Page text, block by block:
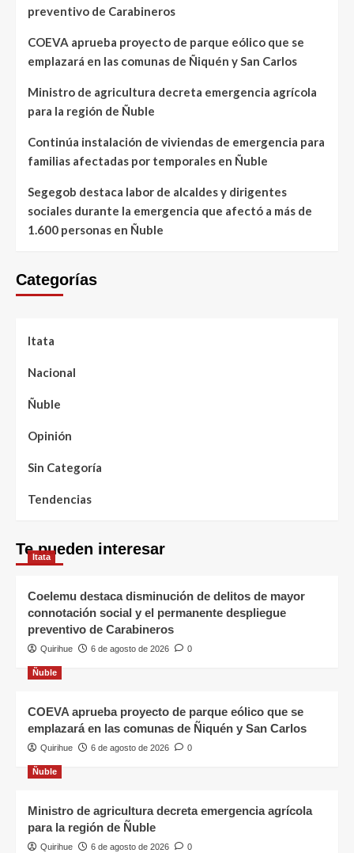
preventivo de Carabineros
COEVA aprueba proyecto de parque eólico que se
emplazará en las comunas de Ñiquén y San Carlos
Ministro de agricultura decreta emergencia agrícola
para la región de Ñuble
Continúa instalación de viviendas de emergencia para
familias afectadas por temporales en Ñuble
Segegob destaca labor de alcaldes y dirigentes
sociales durante la emergencia que afectó a más de
1.600 personas en Ñuble
Categorías
Itata
Nacional
Ñuble
Opinión
Sin Categoría
Tendencias
Te pueden interesar
Itata
Coelemu destaca disminución de delitos de mayor
connotación social y el permanente despliegue
preventivo de Carabineros
Quirihue 6 de agosto de 2026 0
Ñuble
COEVA aprueba proyecto de parque eólico que se
emplazará en las comunas de Ñiquén y San Carlos
Quirihue 6 de agosto de 2026 0
Ñuble
Ministro de agricultura decreta emergencia agrícola
para la región de Ñuble
Quirihue 6 de agosto de 2026 0